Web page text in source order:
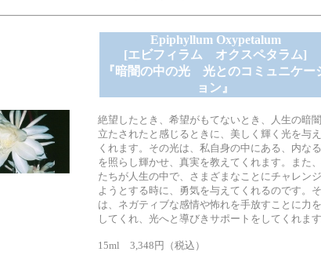
Epiphyllum Oxypetalum
[エビフィラム オクスペタラム]
『暗闇の中の光 光とのコミュニケー
ョン』
絶望したとき、希望がもてないとき、人生の暗
立たされたと感じるときに、美しく輝く光を与
くれます。その光は、私自身の中にある、内な
を照らし輝かせ、真実を教えてくれます。また
たちが人生の中で、さまざまなことにチャレン
ようとする時に、勇気を与えてくれるのです。
は、ネガティブな感情や怖れを手放すことに力
してくれ、光へと導びきサポートをしてくれます
15ml 3,348円（税込）